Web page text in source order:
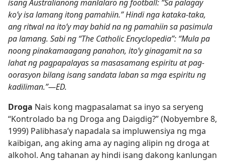
isang Australianong manlalaro ng football: “Sa palagay
ko’y isa lamang itong pamahiin.” Hindi nga kataka-taka,
ang ritwal na ito’y may bahid na ng pamahiin sa pasimula
pa lamang. Sabi ng “The Catholic Encyclopedia”: “Mula pa
noong pinakamaagang panahon, ito’y ginagamit na sa
lahat ng pagpapalayas sa masasamang espiritu at pag-
oorasyon bilang isang sandata laban sa mga espiritu ng
kadiliman.”​—ED.
Droga
“Kontrolado ba ng Droga ang Daigdig?” (Nobyembre 8,
1999) Palibhasa’y napadala sa impluwensiya ng mga
kaibigan, ang aking ama ay naging alipin ng droga at
alkohol. Ang tahanan ay hindi isang dakong kanlungan